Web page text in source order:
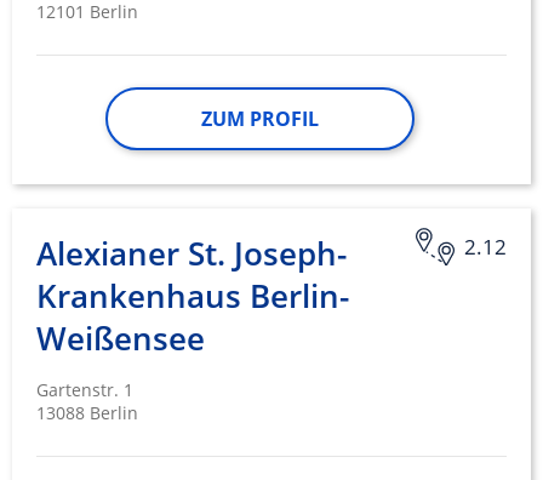
12101 Berlin
ZUM PROFIL
2.12
Alexianer St. Joseph-
Krankenhaus Berlin-
Weißensee
Gartenstr. 1
13088 Berlin